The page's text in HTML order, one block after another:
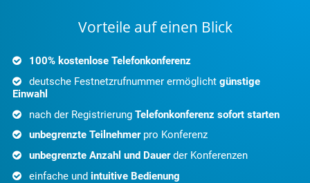
Vorteile auf einen Blick
100% kostenlose Telefonkonferenz
deutsche Festnetzrufnummer ermöglichtgünstige
Einwahl
nach der RegistrierungTelefonkonferenz sofort starten
unbegrenzte Teilnehmerpro Konferenz
unbegrenzte Anzahl und Dauerder Konferenzen
einfache undintuitive Bedienung